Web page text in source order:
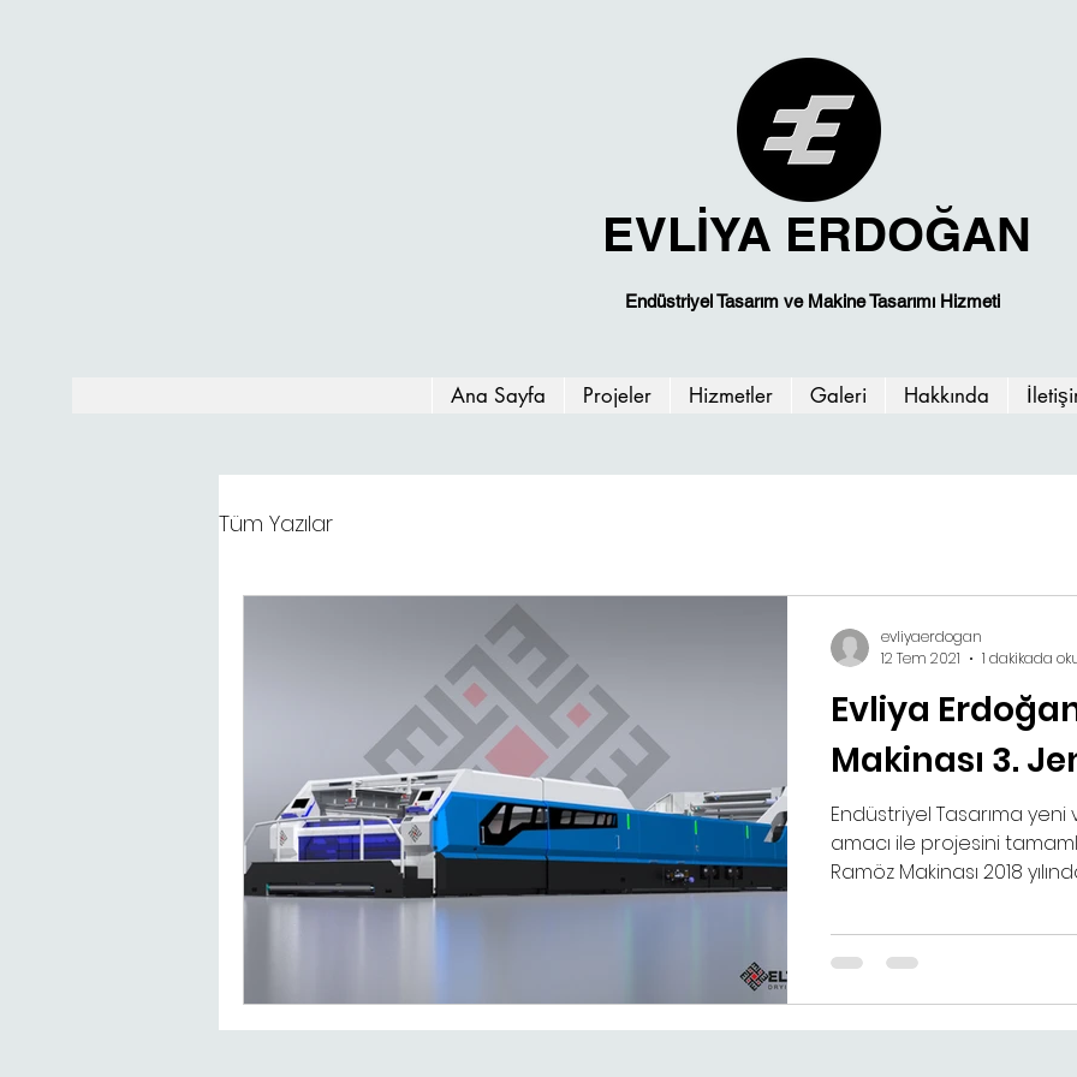
EVLİYA ERDOĞAN
Endüstriyel Tasarım ve Makine Tasarımı Hizmeti
Ana Sayfa Projeler Hizmetler Galeri Hakkında
Tüm Yazılar
Evliya
Makinası 3.
Endüstriyel Tasarıma
amacı ile projesini
Ramöz Makinası 2018
evliyaerdogan
12 Tem 2021
1 dakikada